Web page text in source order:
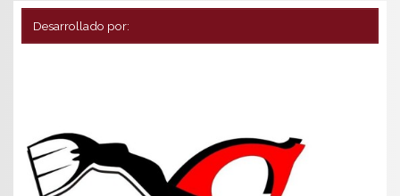
Desarrollado por: